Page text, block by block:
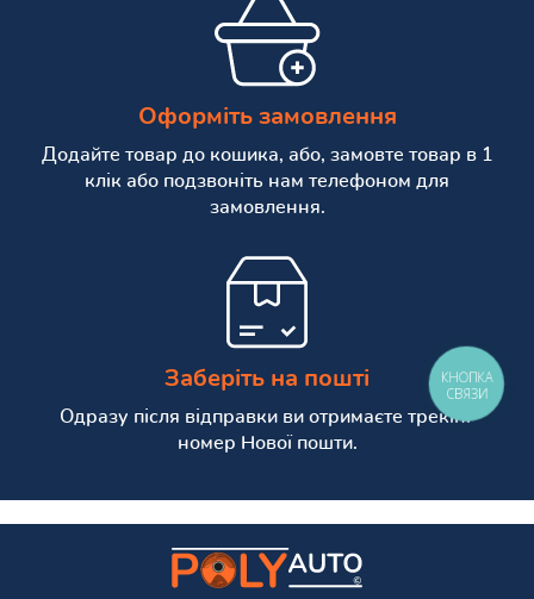
Оформіть замовлення
Додайте товар до кошика, або, замовте товар в 1
клік або подзвоніть нам телефоном для
замовлення.
Заберіть на пошті
Одразу після відправки ви отримаєте трекінг
номер Нової пошти.
КНОПКА
СВЯЗИ